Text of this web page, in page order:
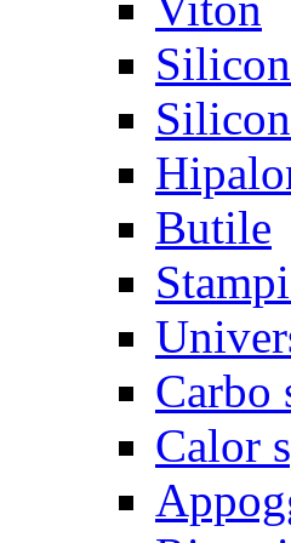
Butile
Carbo
Calor